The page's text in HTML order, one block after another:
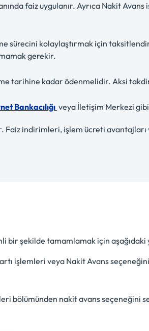
faiz uygulanır. Ayrıca Nakit
sürecini kolaylaştırmak için
gerekir.
tarihine kadar ödenmelidir. Aksi
Bankacılığı veya İletişim Merkezi
indirimleri, işlem ücreti
bir şekilde tamamlamak için
işlemleri veya Nakit Avans
bölümünden nakit avans